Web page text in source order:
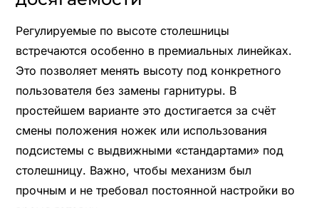
Регулируемые по высоте столешницы
встречаются особенно в премиальных линейках.
Это позволяет менять высоту под конкретного
пользователя без замены гарнитуры. В
простейшем варианте это достигается за счёт
смены положения ножек или использования
подсистемы с выдвижными «стандартами» под
столешницу. Важно, чтобы механизм был
прочным и не требовал постоянной настройки во